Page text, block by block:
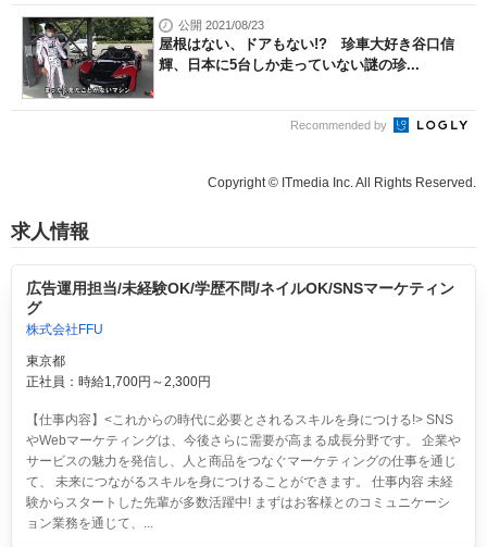
公開 2021/08/23
屋根はない、ドアもない!? 珍車大好き谷口信
輝、日本に5台しか走っていない謎の珍...
Recommended by
Copyright © ITmedia Inc. All Rights Reserved.
求人情報
広告運用担当/未経験OK/学歴不問/ネイルOK/SNSマーケティン
グ
株式会社FFU
東京都
正社員：時給1,700円～2,300円
【仕事内容】<これからの時代に必要とされるスキルを身につける!> SNS
やWebマーケティングは、今後さらに需要が高まる成長分野です。 企業や
サービスの魅力を発信し、人と商品をつなぐマーケティングの仕事を通じ
て、 未来につながるスキルを身につけることができます。 仕事内容 未経
験からスタートした先輩が多数活躍中! まずはお客様とのコミュニケーシ
ョン業務を通じて、...